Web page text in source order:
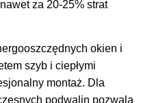
za 20-25% strat
okien i
szyb i ciepłymi
montaż. Dla
podwalin pozwala